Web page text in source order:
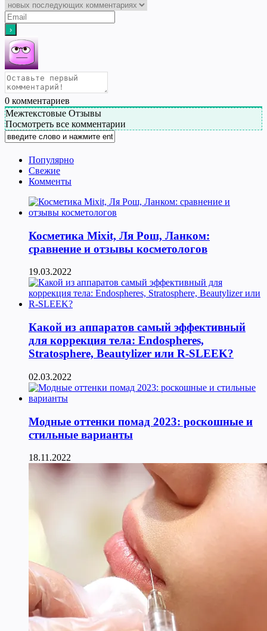
0 комментариев
Межтекстовые Отзывы
Посмотреть все комментарии
Популярно
Свежие
Комменты
Косметика Мixit, Ля Рош, Ланком:
сравнение и отзывы косметологов
19.03.2022
Какой из аппаратов самый эффективный
для коррекция тела: Endospheres,
Stratosphere, Beautylizer или R-SLEEK?
02.03.2022
Модные оттенки помад 2023: роскошные и
стильные варианты
18.11.2022